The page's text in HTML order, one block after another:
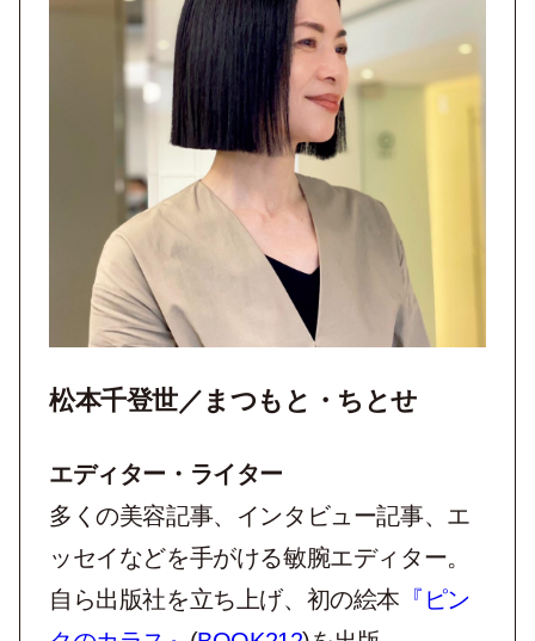
松本千登世／まつもと・ちとせ
エディター・ライター
多くの美容記事、インタビュー記事、エ
ッセイなどを手がける敏腕エディター。
自ら出版社を立ち上げ、初の絵本 『ピン